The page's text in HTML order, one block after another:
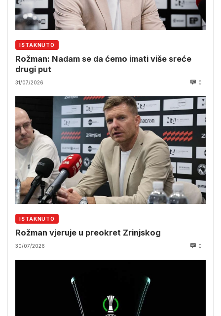
ISTAKNUTO
Rožman: Nadam se da ćemo imati više sreće
drugi put
31/07/2026 0
ISTAKNUTO
Rožman vjeruje u preokret Zrinjskog
30/07/2026 0